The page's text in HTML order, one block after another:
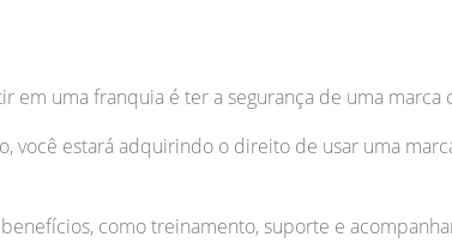
em uma franquia é ter a segurança de uma
você estará adquirindo o direito de usar uma
como treinamento, suporte e